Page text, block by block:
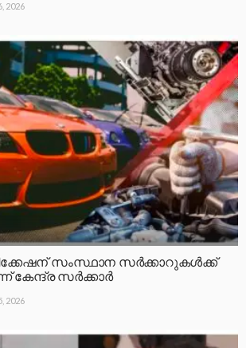
2026
സംസ്ഥാന സർക്കാറുകൾക്ക്
കേന്ദ്ര സർക്കാർ
2026